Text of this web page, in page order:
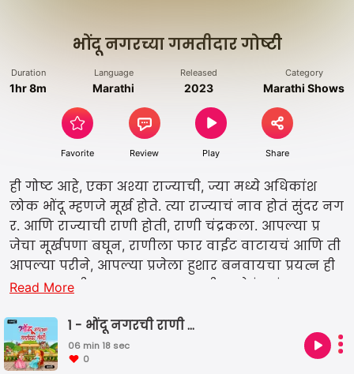
भोंदू नगरच्या गमतीदार गोष्टी
Duration
1hr 8m
Language
Marathi
Released
2023
Category
Marathi Shows
Favorite Review Play Share
ही गोष्ट आहे, एका अश्या राज्याची, ज्या मध्ये अधिकांश
लोक भोंदू म्हणजे मूर्ख होते. त्या राज्याचं नाव होतं सुंदर नग
र. आणि राज्याची राणी होती, राणी चंद्रकला. आपल्या प्र
जेचा मूर्खपणा बघून, राणीला फार वाईट वाटायचं आणि ती
आपल्या परीने, आपल्या प्रजेला हुशार बनवायचा प्रयत्न ही
करत रहायची. आजुबाजुच्या राज्यातील लोकं, सुंदर नगर
चे. खूप प्रयत्न केल्या वरही तिला यश मिळत न्हवतं, म्हणून
चंद्रकलाची काळजी आणखी वाढत जात होती. तेव्हा तिची
खास सेविका आणि जीवलग मैत्रीण तिला एक छानसा स
Read More
1 - भोंदू नगरची राणी चंद्रकला
06 min 18 sec
0